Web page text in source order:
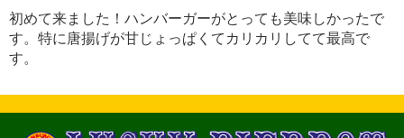
初めて来ました！ハンバーガーがとっても美味しかったで
す。特に唐揚げが甘じょっぱくてカリカリしてて最高で
す。